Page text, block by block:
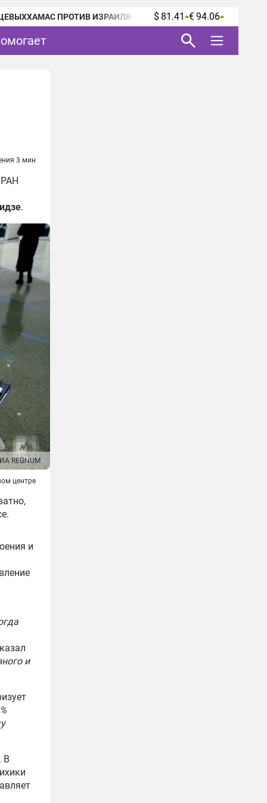
ХАМАС ПРОТИВ ИЗРАИЛЯ $ 81.41 € 94.06
3 мин
.
ИА REGNUM
центре
и
и
В